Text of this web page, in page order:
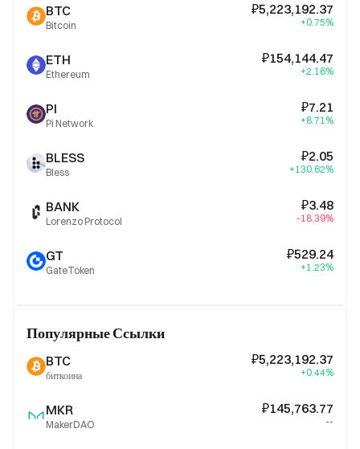
BTC
Bitcoin
₽5,223,192.37
+0.75%
ETH
Ethereum
₽154,144.47
+2.16%
PI
Pi Network
₽7.21
+8.71%
BLESS
Bless
₽2.05
+130.62%
BANK
Lorenzo Protocol
₽3.48
-18.39%
GT
GateToken
₽529.24
+1.23%
Популярные Ссылки
BTC
биткоина
₽5,223,192.37
+0.44%
MKR
MakerDAO
₽145,763.77
--